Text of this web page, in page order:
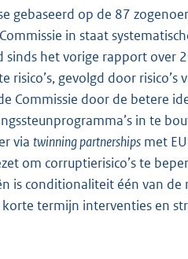
gebaseerd op de 87
in staat
sinds het vorige rapport over
risico’s, gevolgd door
Commissie door de betere
in te
via twinning partnerships met
om corruptierisico’s te
is conditionaliteit één van
termijn interventies en